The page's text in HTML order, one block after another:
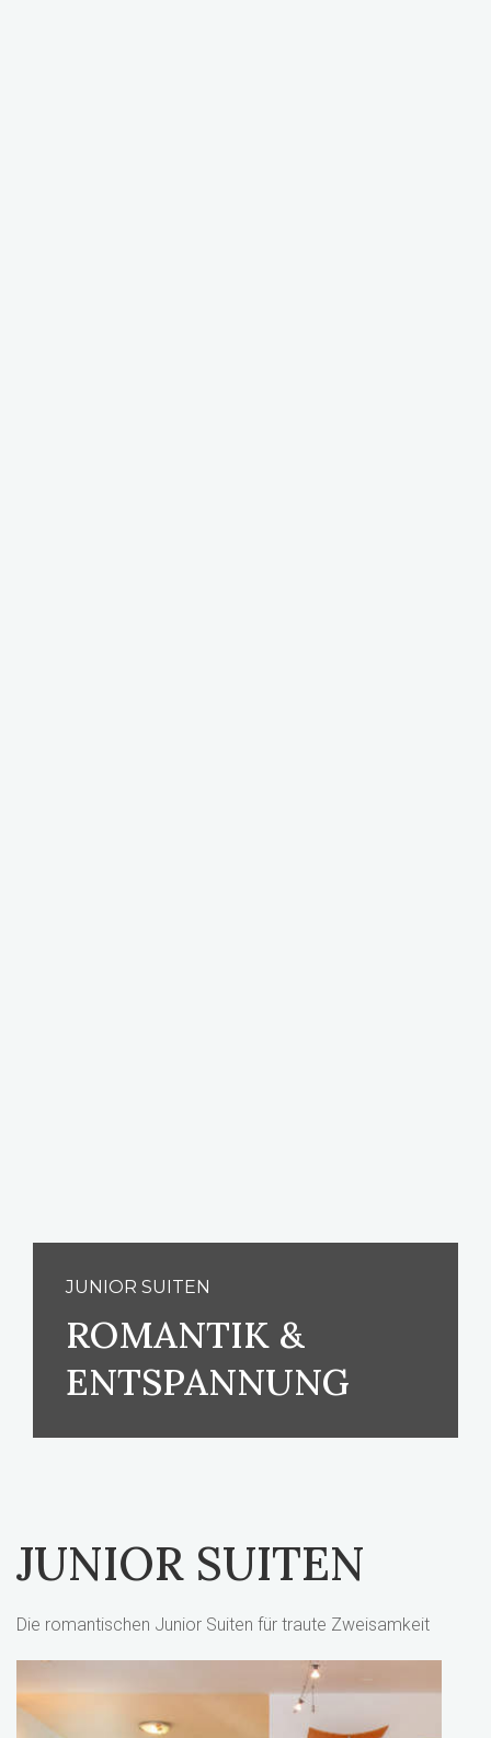
JUNIOR SUITEN
ROMANTIK &
ENTSPANNUNG
JUNIOR SUITEN
Die romantischen Junior Suiten für traute Zweisamkeit